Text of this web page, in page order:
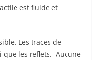
est fluide et
Les traces de
que les reflets. Aucune